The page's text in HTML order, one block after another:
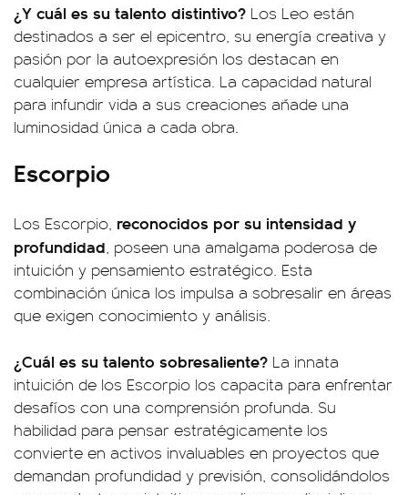
¿Y cuál es su talento distintivo? Los Leo están
destinados a ser el epicentro, su energía creativa y
pasión por la autoexpresión los destacan en
cualquier empresa artística. La capacidad natural
para infundir vida a sus creaciones añade una
luminosidad única a cada obra.
Escorpio
Los Escorpio, reconocidos por su intensidad y
profundidad, poseen una amalgama poderosa de
intuición y pensamiento estratégico. Esta
combinación única los impulsa a sobresalir en áreas
que exigen conocimiento y análisis.
¿Cuál es su talento sobresaliente? La innata
intuición de los Escorpio los capacita para enfrentar
desafíos con una comprensión profunda. Su
habilidad para pensar estratégicamente los
convierte en activos invaluables en proyectos que
demandan profundidad y previsión, consolidándolos